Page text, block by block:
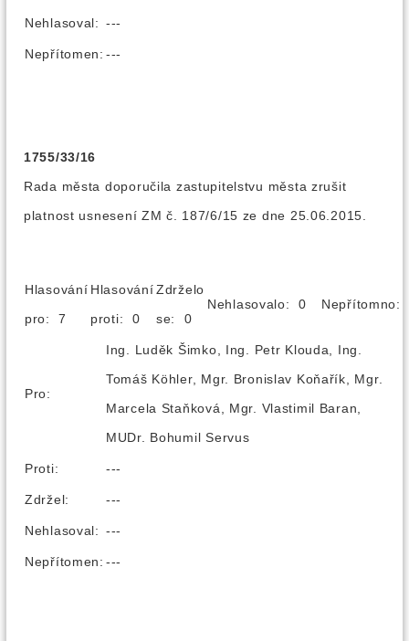
Nehlasoval: ---
Nepřítomen: ---
1755/33/16
Rada města doporučila zastupitelstvu města zrušit
platnost usnesení ZM č. 187/6/15 ze dne 25.06.2015.
Hlasování
pro: 7
Hlasování
proti: 0
Zdrželo
se: 0
Nehlasovalo: 0
Pro:
Ing. Luděk Šimko, Ing. Petr Klouda, Ing.
Tomáš Köhler, Mgr. Bronislav Koňařík, Mgr.
Marcela Staňková, Mgr. Vlastimil Baran,
MUDr. Bohumil Servus
Proti: ---
Zdržel: ---
Nehlasoval: ---
Nepřítomen: ---